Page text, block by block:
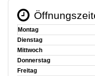
Montag
Dienstag
Mittwoch
Donnerstag
Freitag